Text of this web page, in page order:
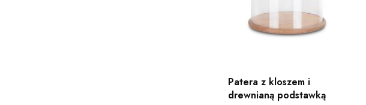
Patera z kloszem i
drewnianą podstawką